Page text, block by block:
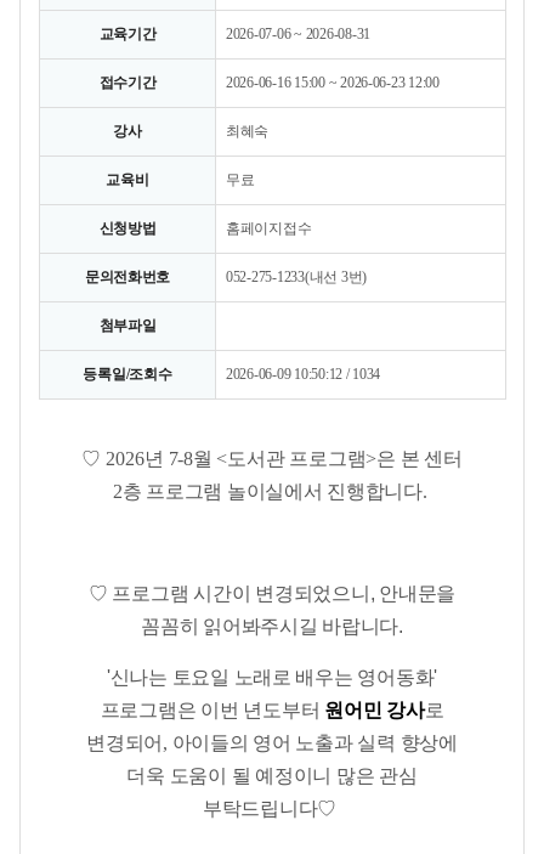
교육기간 2026-07-06 ~ 2026-08-31
접수기간 2026-06-16 15:00 ~ 2026-06-23 12:00
강사 최혜숙
교육비 무료
신청방법 홈페이지접수
문의전화번호 052-275-1233(내선 3번)
첨부파일
등록일/조회수 2026-06-09 10:50:12 / 1034
♡ 2026년 7-8월 <도서관 프로그램>은 본 센터
2층 프로그램 놀이실에서 진행합니다.
♡ 프로그램 시간이 변경되었으니, 안내문을
꼼꼼히 읽어봐주시길 바랍니다.
'신나는 토요일 노래로 배우는 영어동화'
프로그램은 이번 년도부터 원어민 강사로
변경되어, 아이들의 영어 노출과 실력 향상에
더욱 도움이 될 예정이니 많은 관심
부탁드립니다♡